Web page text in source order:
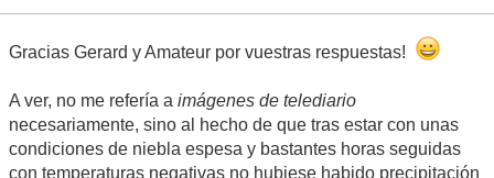
Gracias Gerard y Amateur por vuestras respuestas!
A ver, no me refería a imágenes de telediario
necesariamente, sino al hecho de que tras estar con unas
condiciones de niebla espesa y bastantes horas seguidas
con temperaturas negativas no hubiese habido precipitación